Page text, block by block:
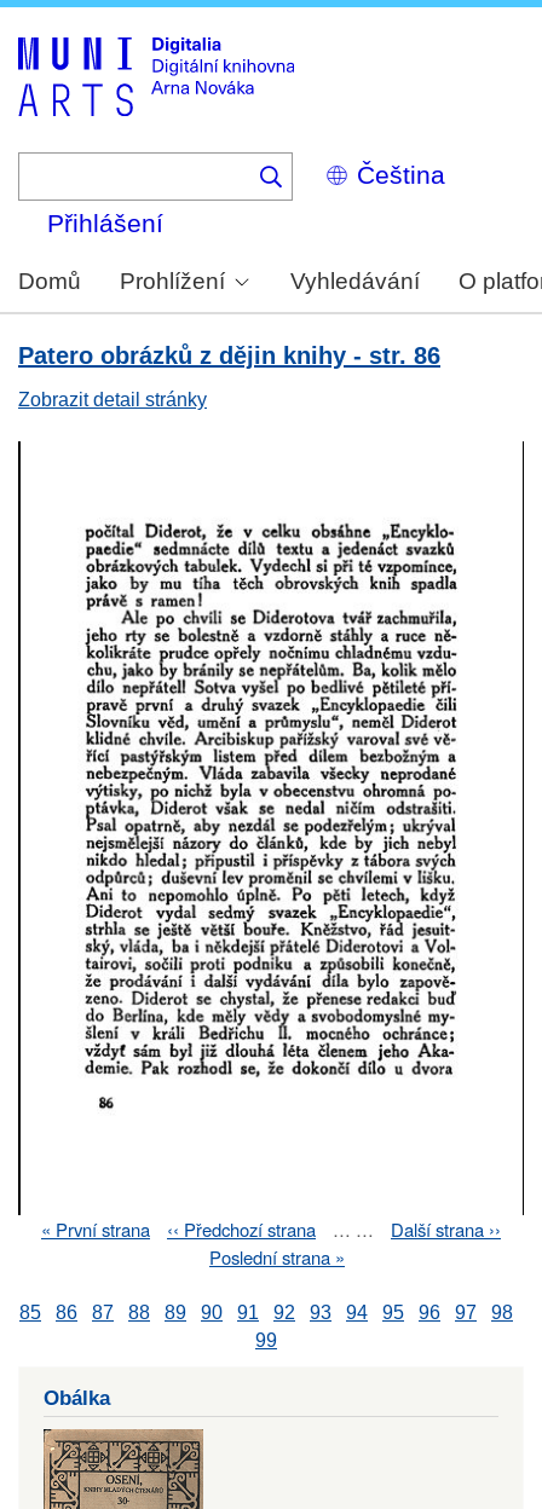
Select
your
Přihlášení
Domů Prohlížení Vyhledávání O
Patero obrázků z dějin knihy - str. 86
Zobrazit detail stránky
First
« První strana
Previous
‹‹ Předchozí strana … …
Next
Další strana ››
Last
Poslední strana »
85 86 87 88 89 90 91 92 93 94 95 96 97
98
99
Obálka